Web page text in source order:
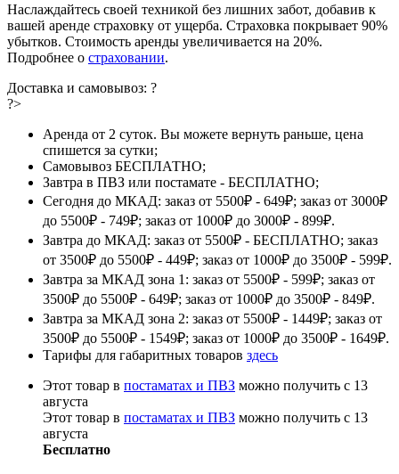
Наслаждайтесь своей техникой без лишних забот, добавив к
вашей аренде страховку от ущерба. Страховка покрывает 90%
убытков. Стоимость аренды увеличивается на 20%.
Подробнее о страховании.
Доставка и самовывоз: ?
?>
Аренда от 2 суток. Вы можете вернуть раньше, цена
спишется за сутки;
Самовывоз БЕСПЛАТНО;
Завтра в ПВЗ или постамате - БЕСПЛАТНО;
Сегодня до МКАД: заказ от 5500₽ - 649₽; заказ от 3000₽
до 5500₽ - 749₽; заказ от 1000₽ до 3000₽ - 899₽.
Завтра до МКАД: заказ от 5500₽ - БЕСПЛАТНО; заказ
от 3500₽ до 5500₽ - 449₽; заказ от 1000₽ до 3500₽ - 599₽.
Завтра за МКАД зона 1: заказ от 5500₽ - 599₽; заказ от
3500₽ до 5500₽ - 649₽; заказ от 1000₽ до 3500₽ - 849₽.
Завтра за МКАД зона 2: заказ от 5500₽ - 1449₽; заказ от
3500₽ до 5500₽ - 1549₽; заказ от 1000₽ до 3500₽ - 1649₽.
Тарифы для габаритных товаров здесь
Этот товар в постаматах и ПВЗ можно получить с 13
августа
Этот товар в постаматах и ПВЗ можно получить с 13
августа
Бесплатно